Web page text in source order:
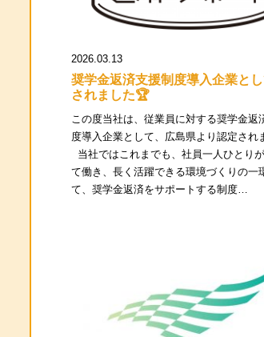
2026.03.13
奨学金返済支援制度導入企業と
されました🏆
この度当社は、従業員に対する奨学金返
度導入企業として、広島県より認定され
当社ではこれまでも、社員一人ひとり
て働き、長く活躍できる環境づくりの一
て、奨学金返済をサポートする制度…